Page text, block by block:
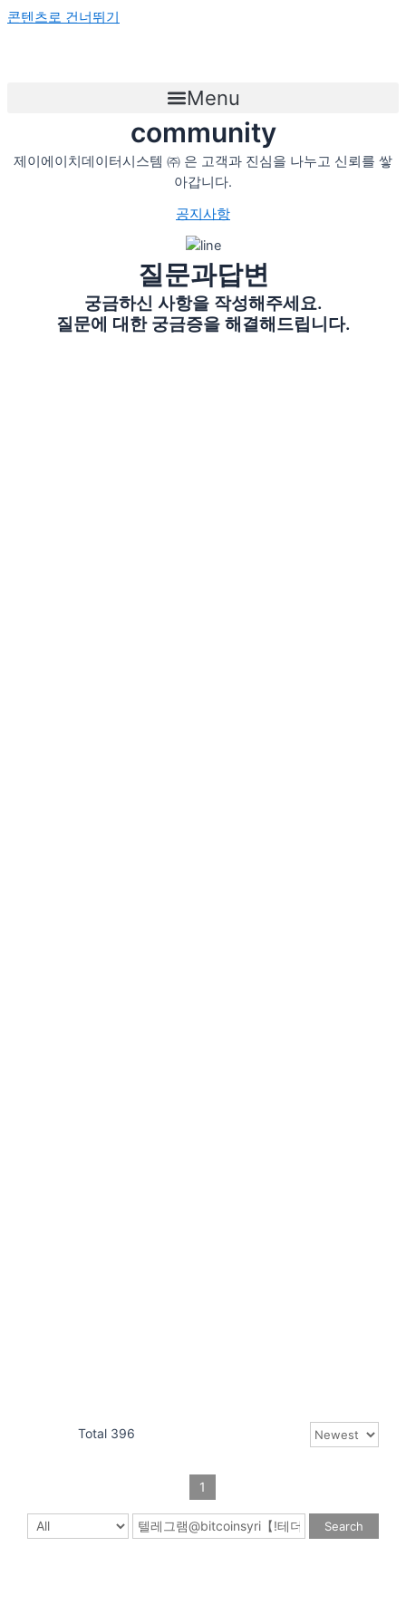
콘텐츠로 건너뛰기
Menu
community
제이에이치데이터시스템 ㈜ 은 고객과 진심을 나누고 신뢰를 쌓
아갑니다.
공지사항
질문과답변
궁금하신 사항을 작성해주세요.
질문에 대한 궁금증을 해결해드립니다.
Total 396
1
Search